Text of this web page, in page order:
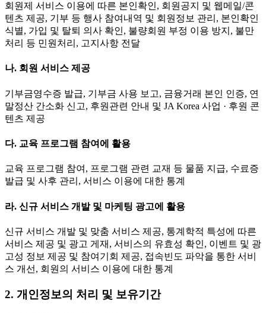
회원제 서비스 이용에 따른 본인확인, 회원공지 및 웹메일/콘
텐츠 제공, 기부 등 행사 참여내역 및 회원정보 관리, 본인확인
식별, 가입 및 탈퇴 의사 확인, 불량회원 부정 이용 방지, 불만
처리 등 민원처리, 고지사항 전달
나. 회원 서비스 제공
기부금영수증 발급, 기부금 사용 보고, 금융거래 본인 인증, 연
말정산 간소화 신고, 후원관련 안내 및 JA Korea 사업 · 후원 콘
텐츠 제공
다. 교육 프로그램 참여에 활용
교육 프로그램 참여, 프로그램 관련 교재 등 물품 지급, 수료증
발급 및 사후 관리, 서비스 이용에 대한 통계
라. 신규 서비스 개발 및 마케팅 광고에 활용
신규 서비스 개발 및 맞춤 서비스 제공, 통계학적 특성에 따른
서비스 제공 및 광고 게재, 서비스의 유효성 확인, 이벤트 및 광
고성 정보 제공 및 참여기회 제공, 접속빈도 파악을 통한 서비
스 개선, 회원의 서비스 이용에 대한 통계
2. 개인정보의 처리 및 보유기간